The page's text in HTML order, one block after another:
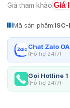
Giá tham khảo:Giá
Mã sản phẩm:
Chat Zalo OA
(Hỗ trợ 24/7)
Gọi Hotline 1
(Hỗ trợ 24/7)